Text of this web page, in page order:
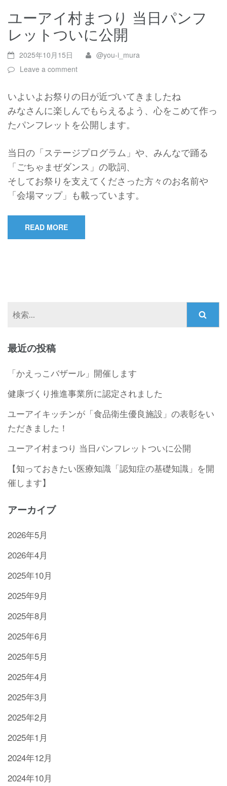
ユーアイ村まつり 当日パンフ
レットついに公開
2025年10月15日
@you-i_mura
Leave a comment
いよいよお祭りの日が近づいてきましたね
みなさんに楽しんでもらえるよう、心をこめて作っ
たパンフレットを公開します。
当日の「ステージプログラム」や、みんなで踊る
「ごちゃまぜダンス」の歌詞、
そしてお祭りを支えてくださった方々のお名前や
「会場マップ」も載っています。
READ MORE
最近の投稿
「かえっこバザール」開催します
健康づくり推進事業所に認定されました
ユーアイキッチンが「食品衛生優良施設」の表彰をい
ただきました！
ユーアイ村まつり 当日パンフレットついに公開
【知っておきたい医療知識「認知症の基礎知識」を開
催します】
アーカイブ
2026年5月
2026年4月
2025年10月
2025年9月
2025年8月
2025年6月
2025年5月
2025年4月
2025年3月
2025年2月
2025年1月
2024年12月
2024年10月